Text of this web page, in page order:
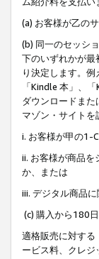
(a) お客様が乙の
(b) 同一のセッシ
下のいずれかが最
り決定します。
「Kindle 本」、
ダウンロードまた
マゾン・サイトを
i. お客様が甲の1-
ii. お客様が商品を
か、または
iii. デジタル商品
(c) 購入から180
適格販売に対する
ービス料、クレ